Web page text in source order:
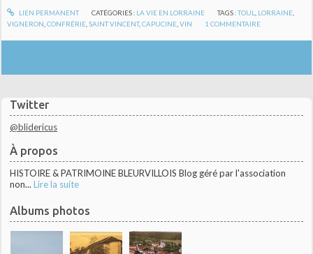
Twitter
@blidericus
À propos
HISTOIRE & PATRIMOINE BLEURVILLOIS Blog géré par l'association
non... Lire la suite
Albums photos
LIEN PERMANENT CATÉGORIES : LA VIE EN LORRAINE TAGS :TOUL LORRAINE
VIGNERON ,CONFRÉRIE ,SAINT VINCENT,CAPUCINE ,VIN 1 COMMENTAIRE